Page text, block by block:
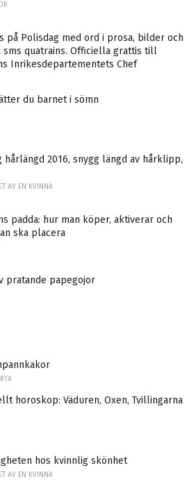
på Polisdag med ord i prosa, bilder och
sms quatrains. Officiella grattis till
Inrikesdepartementets Chef
du barnet i sömn
hårlängd 2016, snygg längd av hårklipp,
AV EN KVINNA
padda: hur man köper, aktiverar och
ska placera
pratande papegojor
horoskop: Väduren, Oxen, Tvillingarna
hos kvinnlig skönhet
AV EN KVINNA